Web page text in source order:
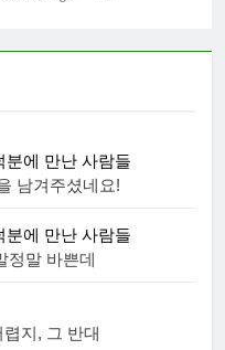
분에 만난 사람들
남겨주셨네요!
분에 만난 사람들
정말 바쁜데
지, 그 반대